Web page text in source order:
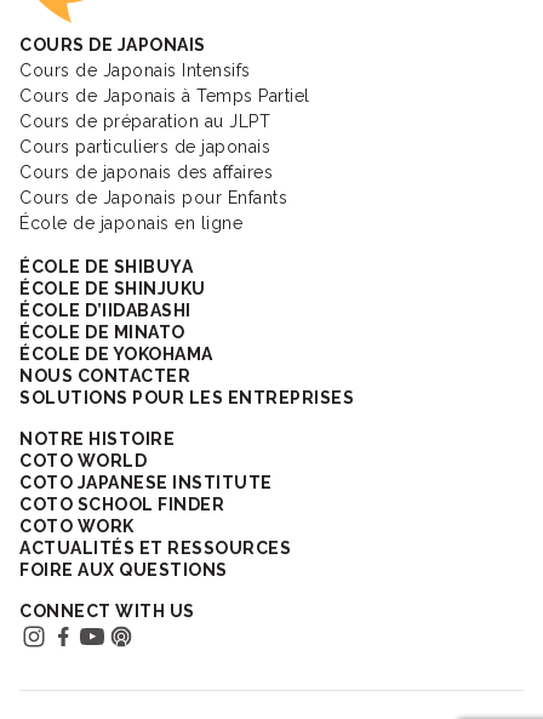
COURS DE JAPONAIS
Cours de Japonais Intensifs
Cours de Japonais à Temps Partiel
Cours de préparation au JLPT
Cours particuliers de japonais
Cours de japonais des affaires
Cours de Japonais pour Enfants
École de japonais en ligne
ÉCOLE DE SHIBUYA
ÉCOLE DE SHINJUKU
ÉCOLE D’IIDABASHI
ÉCOLE DE MINATO
ÉCOLE DE YOKOHAMA
NOUS CONTACTER
SOLUTIONS POUR LES ENTREPRISES
NOTRE HISTOIRE
COTO WORLD
COTO JAPANESE INSTITUTE
COTO SCHOOL FINDER
COTO WORK
ACTUALITÉS ET RESSOURCES
FOIRE AUX QUESTIONS
CONNECT WITH US